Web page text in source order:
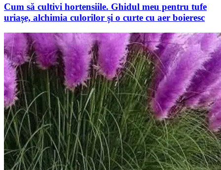
Cum să cultivi hortensiile. Ghidul meu pentru tufe
uriașe, alchimia culorilor și o curte cu aer boieresc